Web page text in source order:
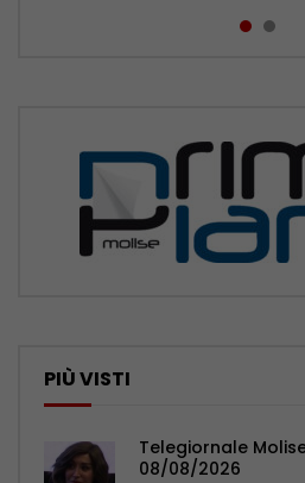
PIÙ VISTI
Telegiornale
08/08/2026